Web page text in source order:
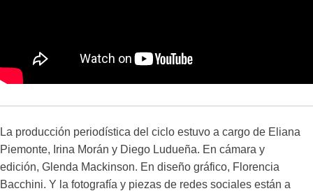
La producción periodística del ciclo estuvo a cargo de Eliana
Piemonte, Irina Morán y Diego Ludueña. En cámara y
edición, Glenda Mackinson. En diseño gráfico, Florencia
Bacchini. Y la fotografía y piezas de redes sociales están a